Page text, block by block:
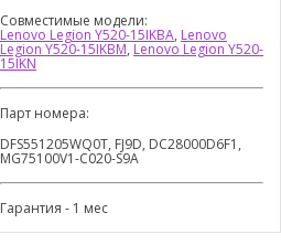
Совместимые модели:
Lenovo Legion Y520-15IKBA, Lenovo
Legion Y520-15IKBM, Lenovo Legion Y520-
15IKN
Парт номера:
DFS551205WQ0T, FJ9D, DC28000D6F1,
MG75100V1-C020-S9A
Гарантия - 1 мес